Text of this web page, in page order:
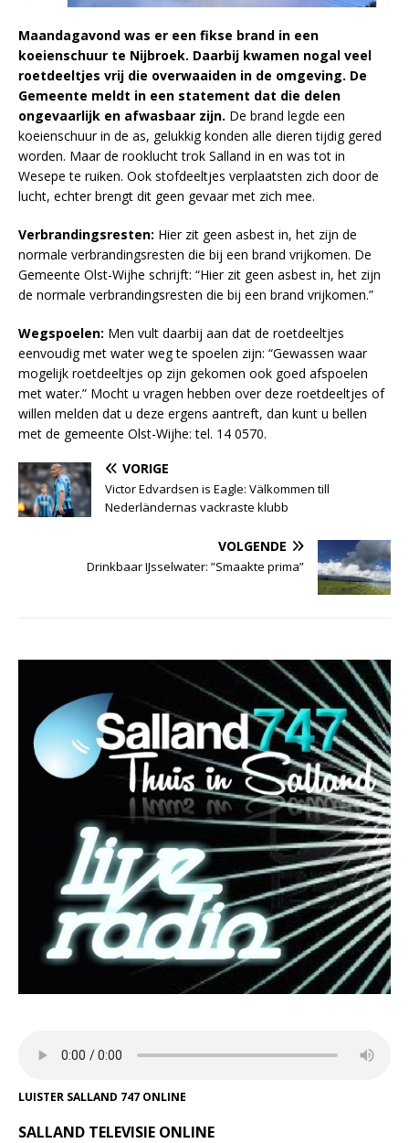
Maandagavond was er een fikse brand in een
koeienschuur te Nijbroek. Daarbij kwamen nogal veel
roetdeeltjes vrij die overwaaiden in de omgeving. De
Gemeente meldt in een statement dat die delen
ongevaarlijk en afwasbaar zijn. De brand legde een
koeienschuur in de as, gelukkig konden alle dieren tijdig gered
worden. Maar de rooklucht trok Salland in en was tot in
Wesepe te ruiken. Ook stofdeeltjes verplaatsten zich door de
lucht, echter brengt dit geen gevaar met zich mee.
Verbrandingsresten: Hier zit geen asbest in, het zijn de
normale verbrandingsresten die bij een brand vrijkomen. De
Gemeente Olst-Wijhe schrijft: “Hier zit geen asbest in, het zijn
de normale verbrandingsresten die bij een brand vrijkomen.”
Wegspoelen: Men vult daarbij aan dat de roetdeeltjes
eenvoudig met water weg te spoelen zijn: “Gewassen waar
mogelijk roetdeeltjes op zijn gekomen ook goed afspoelen
met water.” Mocht u vragen hebben over deze roetdeeltjes of
willen melden dat u deze ergens aantreft, dan kunt u bellen
met de gemeente Olst-Wijhe: tel. 14 0570.
VORIGE
Victor Edvardsen is Eagle: Välkommen till
Nederländernas vackraste klubb
VOLGENDE
Drinkbaar IJsselwater: ”Smaakte prima”
LUISTER SALLAND 747 ONLINE
SALLAND TELEVISIE ONLINE